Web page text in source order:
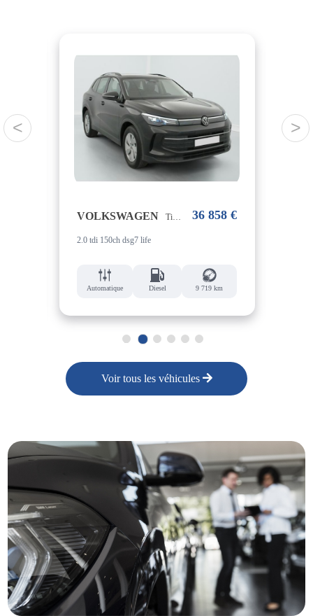
<
VOLKSWAGEN Tiguan 36 858 €
2.0 tdi 150ch dsg7 life
Automatique Diesel 9 719 km
>
2
Voir tous les véhicules